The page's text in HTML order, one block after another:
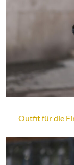
Outfit für die